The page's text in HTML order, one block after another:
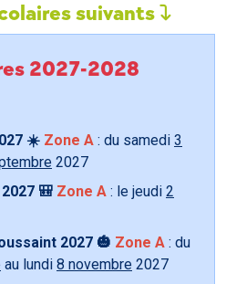
suivants
2027-2028
☀️ Zone A : du samedi 3
2027
🎒 Zone A : le jeudi 2
2027 🎃 Zone A : du
au lundi 8 novembre 2027